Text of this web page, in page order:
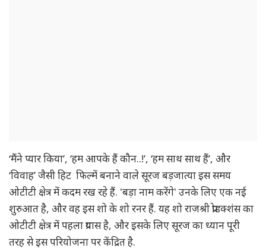
‘मैंने प्यार किया’, ‘हम आपके हैं कौन..!’, ‘हम साथ साथ हैं’, और
‘विवाह’ जैसी हिट फिल्में बनाने वाले सूरज बड़जात्या इस समय
ओटीटी क्षेत्र में कदम रख रहे हैं. 'बड़ा नाम करेंगे' उनके लिए एक नई
शुरुआत है, और वह इस शो के शो रनर हैं. यह शो राजश्री प्रोडक्शंस का
ओटीटी क्षेत्र में पहला प्रयास है, और इसके लिए सूरज का ध्यान पूरी
तरह से इस परियोजना पर केंद्रित है.